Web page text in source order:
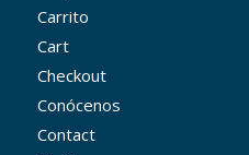
Carrito
Cart
Checkout
Conócenos
Contact